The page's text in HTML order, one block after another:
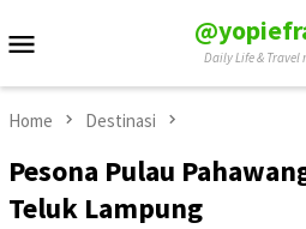
to
Daily Life & Travel
Home Destinasi
Pesona Pulau
Teluk Lampung